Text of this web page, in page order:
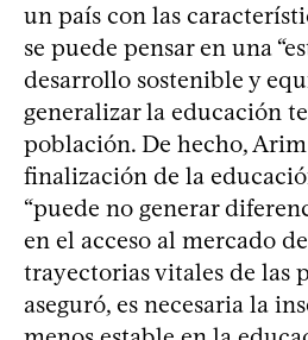
un país con las
se puede pensar en una
desarrollo sostenible y
generalizar la educación
población. De hecho,
finalización de la
“puede no generar
en el acceso al mercado
trayectorias vitales de las
aseguró, es necesaria la